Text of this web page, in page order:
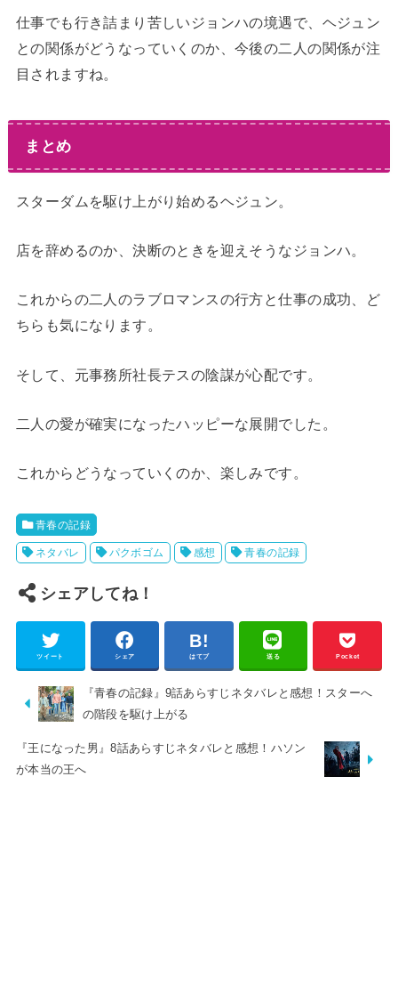
仕事でも行き詰まり苦しいジョンハの境遇で、ヘジュン
との関係がどうなっていくのか、今後の二人の関係が注
目されますね。
まとめ
スターダムを駆け上がり始めるヘジュン。
店を辞めるのか、決断のときを迎えそうなジョンハ。
これからの二人のラブロマンスの行方と仕事の成功、ど
ちらも気になります。
そして、元事務所社長テスの陰謀が心配です。
二人の愛が確実になったハッピーな展開でした。
これからどうなっていくのか、楽しみです。
青春の記録
ネタバレ パクボゴム 感想 青春の記録
シェアしてね！
ツイート シェア はてブ 送る Pocket
『青春の記録』9話あらすじネタバレと感想！スターへ
の階段を駆け上がる
『王になった男』8話あらすじネタバレと感想！ハソン
が本当の王へ